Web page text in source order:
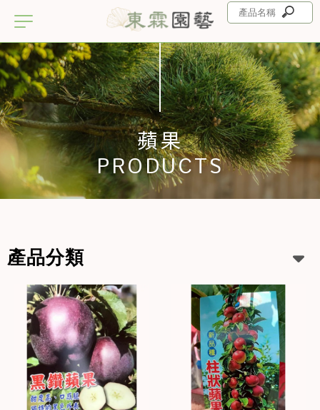
蘋果
產品分類